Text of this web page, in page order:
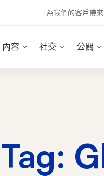
為我們的客戶帶
內容 社交 公關
Tag: